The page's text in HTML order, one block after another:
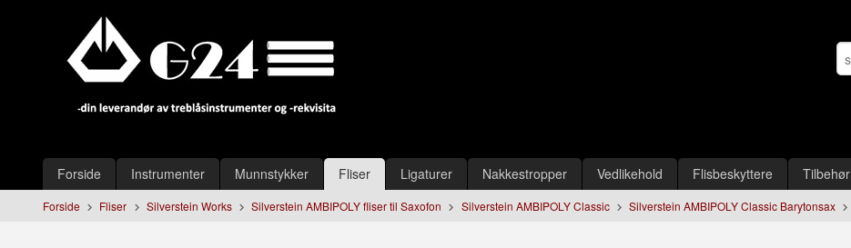
Produkter
Forside Instrumenter Munnstykker Fliser Ligaturer Nakkestropper Vedlikehold Flisbeskyttere Tilbehør
Forside Fliser Silverstein Works Silverstein AMBIPOLY fliser til Saxofon Silverstein AMBIPOLY Classic Silverstein AMBIPOLY Classic Barytonsax